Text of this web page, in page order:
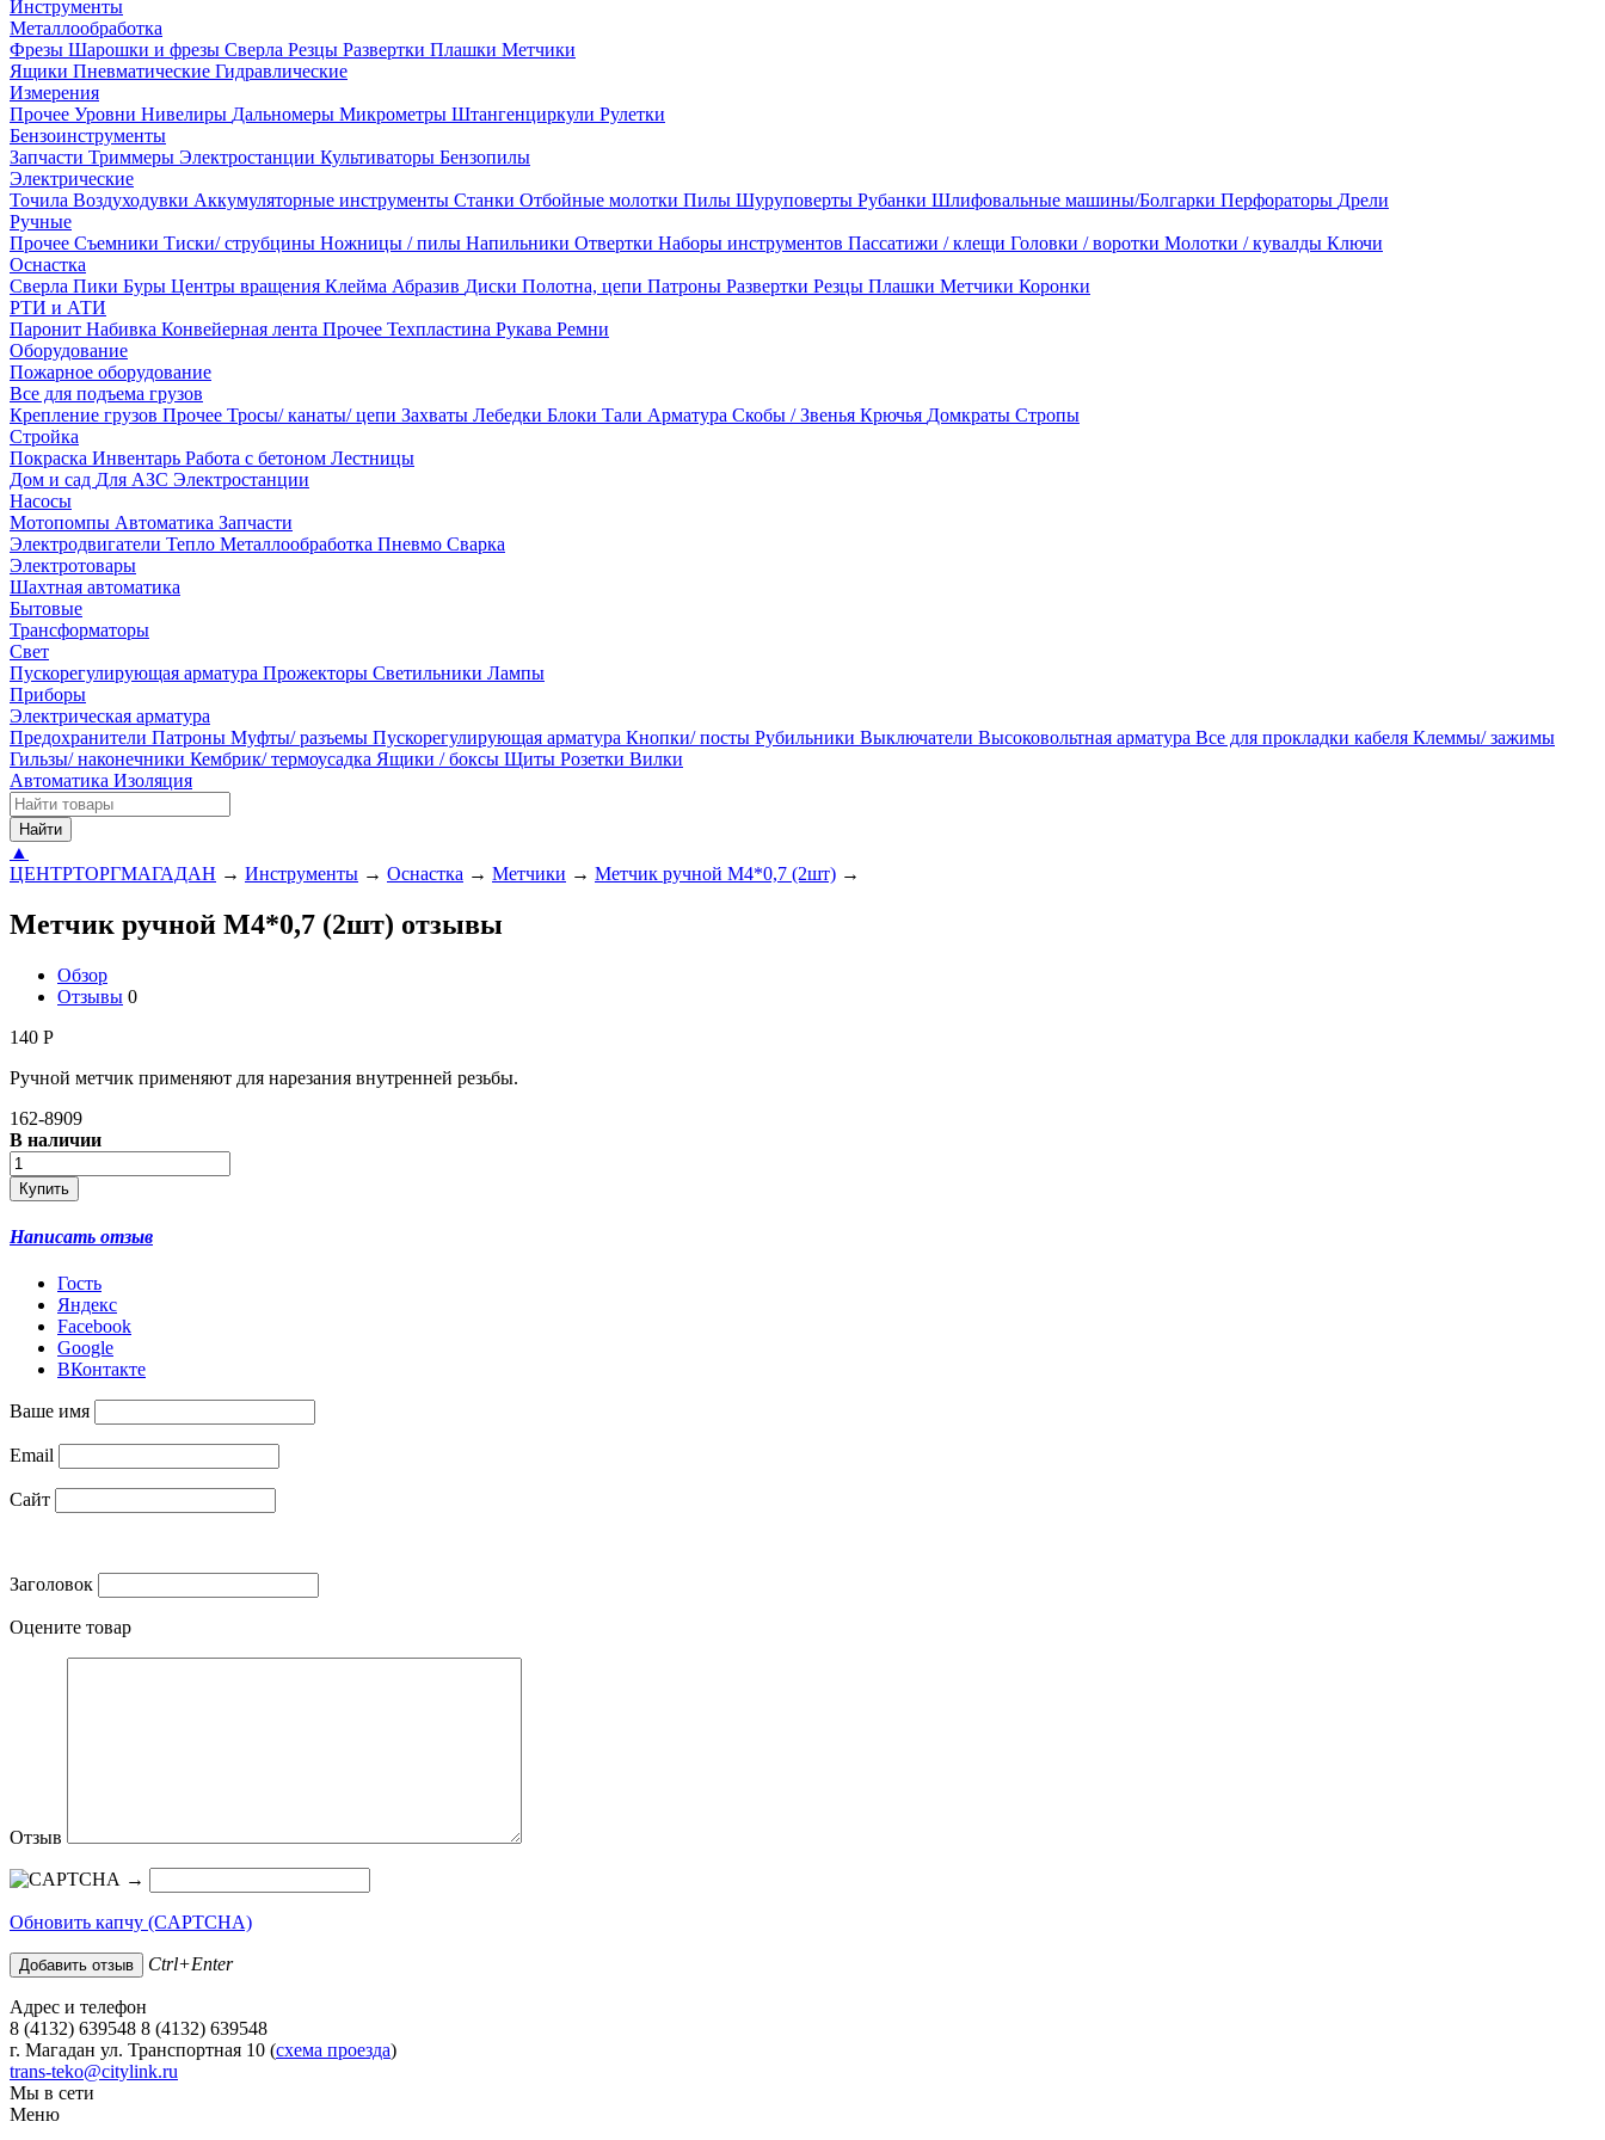
Инструменты
Металлообработка
Фрезы Шарошки и фрезы Сверла Резцы Развертки Плашки Метчики
Ящики Пневматические Гидравлические
Измерения
Прочее Уровни Нивелиры Дальномеры Микрометры Штангенциркули Рулетки
Бензоинструменты
Запчасти Триммеры Электростанции Культиваторы Бензопилы
Электрические
Точила Воздуходувки Аккумуляторные инструменты Станки Отбойные молотки Пилы Шуруповерты Рубанки Шлифовальные машины/Болгарки Перфораторы Дрели
Ручные
Прочее Съемники Тиски/ струбцины Ножницы / пилы Напильники Отвертки Наборы инструментов Пассатижи / клещи Головки / воротки Молотки / кувалды Ключи
Оснастка
Сверла Пики Буры Центры вращения Клейма Абразив Диски Полотна, цепи Патроны Развертки Резцы Плашки Метчики Коронки
РТИ и АТИ
Паронит Набивка Конвейерная лента Прочее Техпластина Рукава Ремни
Оборудование
Пожарное оборудование
Все для подъема грузов
Крепление грузов Прочее Тросы/ канаты/ цепи Захваты Лебедки Блоки Тали Арматура Скобы / Звенья Крючья Домкраты Стропы
Стройка
Покраска Инвентарь Работа с бетоном Лестницы
Дом и сад Для АЗС Электростанции
Насосы
Мотопомпы Автоматика Запчасти
Электродвигатели Тепло Металлообработка Пневмо Сварка
Электротовары
Шахтная автоматика
Бытовые
Трансформаторы
Свет
Пускорегулирующая арматура Прожекторы Светильники Лампы
Приборы
Электрическая арматура
Предохранители Патроны Муфты/ разъемы Пускорегулирующая арматура Кнопки/ посты Рубильники Выключатели Высоковольтная арматура Все для прокладки кабеля Клеммы/ зажимы
Гильзы/ наконечники Кембрик/ термоусадка Ящики / боксы Щиты Розетки Вилки
Автоматика Изоляция
Найти
▲
ЦЕНТРТОРГМАГАДАН → Инструменты → Оснастка → Метчики → Метчик ручной М4*0,7 (2шт) →
Метчик ручной М4*0,7 (2шт) отзывы
Обзор
Отзывы 0
140 Р
Ручной метчик применяют для нарезания внутренней резьбы.
162-8909
В наличии
Написать отзыв
Гость
Яндекс
Facebook
Google
ВКонтакте
Ваше имя
Email
Сайт
Заголовок
Оцените товар
Отзыв
→
Обновить капчу (CAPTCHA)
Ctrl+Enter
Адрес и телефон
8 (4132) 639548 8 (4132) 639548
г. Магадан ул. Транспортная 10 (схема проезда)
trans-teko@citylink.ru
Мы в сети
Меню